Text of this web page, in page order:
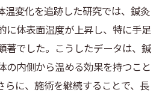
温変化を追跡した研究では、鍼灸
に体表面温度が上昇し、特に手足
著でした。こうしたデータは、鍼
の内側から温める効果を持つこと
らに、施術を継続することで、長